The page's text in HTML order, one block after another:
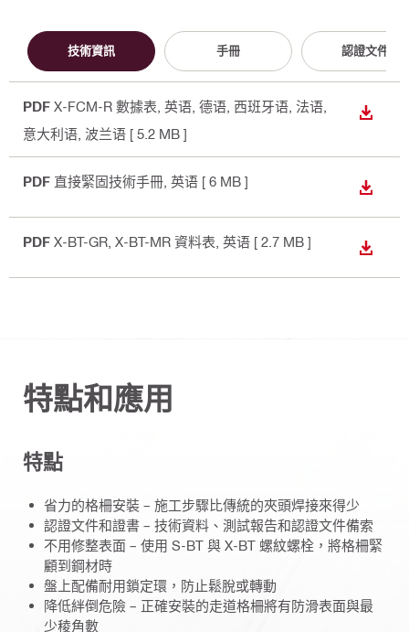
技術資訊 手冊 認證文件
PDF X-FCM-R 數據表 , 英语, 德语, 西班牙语, 法语,
意大利语, 波兰语 [ 5.2 MB ]
下載
PDF 直接緊固技術手冊 , 英语 [ 6 MB ]
下載
PDF X-BT-GR, X-BT-MR 資料表 , 英语 [ 2.7 MB ]
下載
特點和應用
特點
省力的格柵安裝 – 施工步驟比傳統的夾頭焊接來得少
認證文件和證書 – 技術資料、測試報告和認證文件備索
不用修整表面 – 使用 S-BT 與 X-BT 螺紋螺栓，將格柵緊
顧到鋼材時
盤上配備耐用鎖定環，防止鬆脫或轉動
降低絆倒危險 – 正確安裝的走道格柵將有防滑表面與最
少稜角數